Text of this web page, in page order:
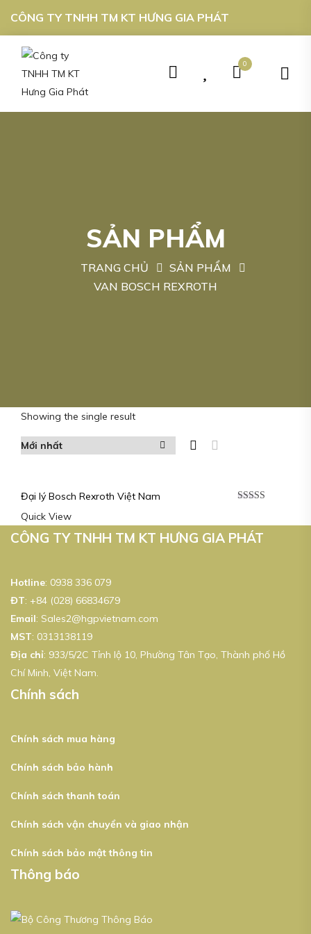
CÔNG TY TNHH TM KT HƯNG GIA PHÁT
0
SẢN PHẨM
TRANG CHỦ
SẢN PHẨM
VAN BOSCH REXROTH
Showing the single result
Đại lý Bosch Rexroth Việt Nam
Quick View
CÔNG TY TNHH TM KT HƯNG GIA PHÁT
Hotline: 0938 336 079
ĐT: +84 (028) 66834679
Email: Sales2@hgpvietnam.com
MST: 0313138119
Địa chỉ: 933/5/2C Tỉnh lộ 10, Phường Tân Tạo, Thành phố Hồ
Chí Minh, Việt Nam.
Chính sách
Chính sách mua hàng
Chính sách bảo hành
Chính sách thanh toán
Chính sách vận chuyển và giao nhận
Chính sách bảo mật thông tin
Thông báo